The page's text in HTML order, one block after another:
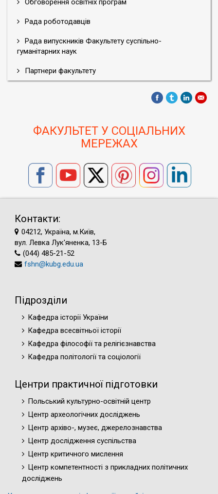
Обговорення освітніх програм
Рада роботодавців
Рада випускників Факультету суспільно-
гуманітарних наук
Партнери факультету
ФАКУЛЬТЕТ У СОЦІАЛЬНИХ
МЕРЕЖАХ
Контакти:
04212, Україна, м.Київ,
вул. Левка Лук'яненка, 13-Б
(044) 485-21-52
fshn@kubg.edu.ua
Підрозділи
Кафедра історії України
Кафедра всесвітньої історії
Кафедра філософії та релігієзнавства
Кафедра політології та соціології
Центри практичної підготовки
Польський культурно-освітній центр
Центр археологічних досліджень
Центр архіво-, музеє, джерелознавства
Центр дослідження суспільства
Центр критичного мислення
Центр компетентності з прикладних політичних
досліджень